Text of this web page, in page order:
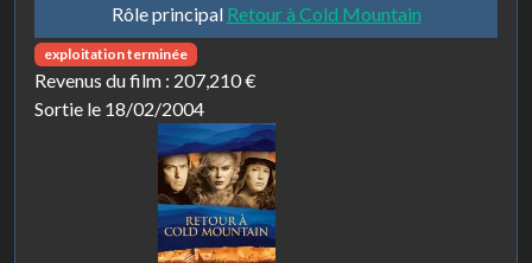
Rôle principal Retour à Cold Mountain
exploitation terminée
Revenus du film : 207,210 €
Sortie le 18/02/2004